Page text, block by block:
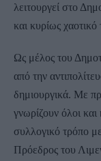
λειτουργεί στο
και κυρίως
Ως μέλος του
από την
δημιουργικά. Με
γνωρίζουν όλοι
συλλογικό τρόπο
Πρόεδρος του